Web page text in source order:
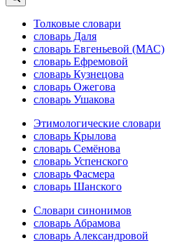
Толковые словари
словарь Даля
словарь Евгеньевой (МАС)
словарь Ефремовой
словарь Кузнецова
словарь Ожегова
словарь Ушакова
Этимологические словари
словарь Крылова
словарь Семёнова
словарь Успенского
словарь Фасмера
словарь Шанского
Словари синонимов
словарь Абрамова
словарь Александровой